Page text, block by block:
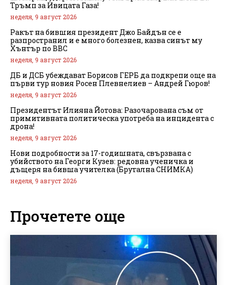
Тръмп за Ивицата Газа!
неделя, 9 август 2026
Ракът на бившия президент Джо Байдън се е
разпространил и е много болезнен, казва синът му
Хънтър по BBC
неделя, 9 август 2026
ДБ и ДСБ убеждават Борисов ГЕРБ да подкрепи още на
първи тур новия Росен Плевнелиев – Андрей Гюров!
неделя, 9 август 2026
Президентът Илияна Йотова: Разочарована съм от
примитивната политическа употреба на инцидента с
дрона!
неделя, 9 август 2026
Нови подробности за 17-годишната, свързвана с
убийството на Георги Кузев: редовна ученичка и
дъщеря на бивша учителка (Брутална СНИМКА)
неделя, 9 август 2026
Прочетете още